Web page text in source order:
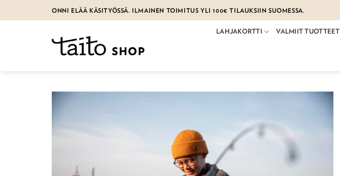
to
ONNI ELÄÄ KÄSITYÖSSÄ. ILMAINEN TOIMITUS YLI 100€ TILAUKSIIN SUOMESSA.
LAHJAKORTTI VALMIIT TUOTTEET